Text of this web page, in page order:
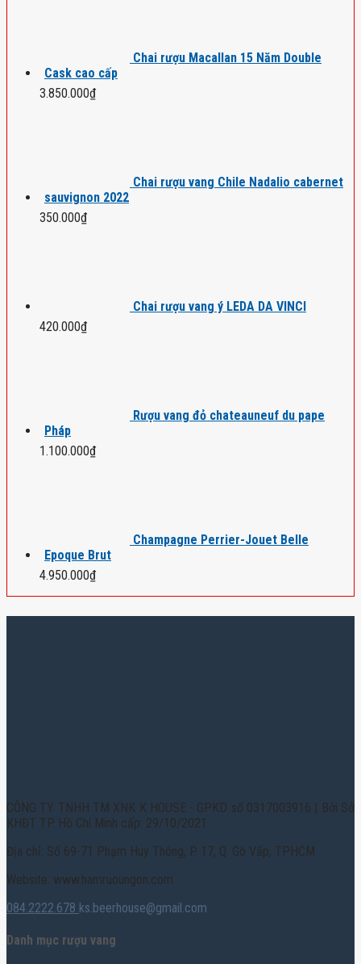
Chai rượu Macallan 15 Năm Double
Cask cao cấp
3.850.000₫
Chai rượu vang Chile Nadalio cabernet
sauvignon 2022
350.000₫
Chai rượu vang ý LEDA DA VINCI
420.000₫
Rượu vang đỏ chateauneuf du pape
Pháp
1.100.000₫
Champagne Perrier-Jouet Belle
Epoque Brut
4.950.000₫
CÔNG TY TNHH TM XNK K HOUSE - GPKD số 0317003916 | Bởi Sở
KHĐT TP. Hồ Chí Minh cấp: 29/10/2021
Địa chỉ: Số 69-71 Phạm Huy Thông, P. 17, Q. Gò Vấp, TPHCM
Website: www.hamruoungon.com
084.2222.678 ks.beerhouse@gmail.com
Danh mục rượu vang